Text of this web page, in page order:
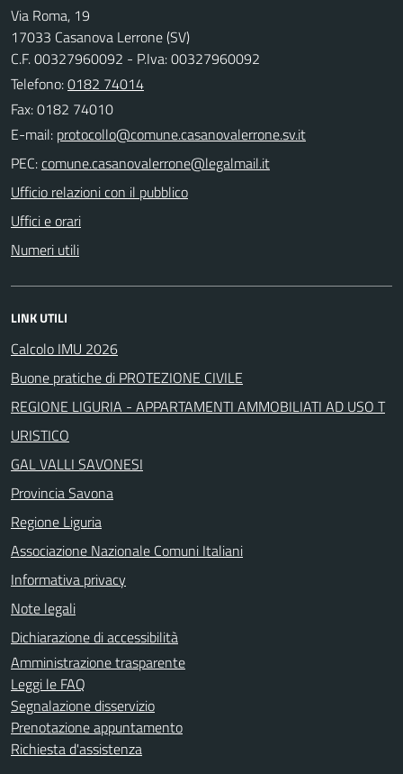
Via Roma, 19
17033 Casanova Lerrone (SV)
C.F. 00327960092 - P.Iva: 00327960092
Telefono:0182 74014
Fax: 0182 74010
E-mail:
PEC:
Ufficio relazioni con il pubblico
Uffici e orari
Numeri utili
LINK UTILI
Calcolo IMU 2026
Buone pratiche di PROTEZIONE CIVILE
REGIONE LIGURIA - APPARTAMENTI AMMOBILIATI AD USO T
URISTICO
GAL VALLI SAVONESI
Provincia Savona
Regione Liguria
Associazione Nazionale Comuni Italiani
Informativa privacy
Note legali
Dichiarazione di accessibilità
Amministrazione trasparente
Leggi le FAQ
Segnalazione disservizio
Prenotazione appuntamento
Richiesta d'assistenza